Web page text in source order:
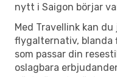
nytt i Saigon börjar
Med Travellink kan
flygalternativ, blanda
som passar din
oslagbara